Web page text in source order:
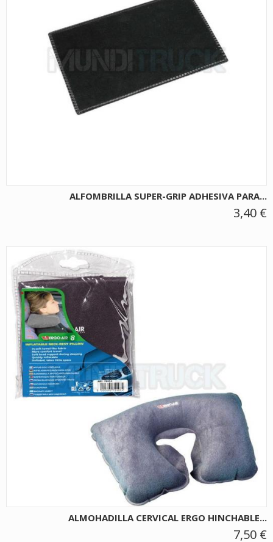
ALFOMBRILLA SUPER-GRIP ADHESIVA PARA...
3,40 €
ALMOHADILLA CERVICAL ERGO HINCHABLE...
7,50 €